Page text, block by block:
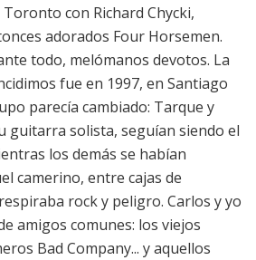
con Richard Chycki,
adorados Four Horsemen.
todo, melómanos devotos. La
fue en 1997, en Santiago
parecía cambiado: Tarque y
guitarra solista, seguían siendo el
los demás se habían
camerino, entre cajas de
rock y peligro. Carlos y yo
amigos comunes: los viejos
Bad Company... y aquellos